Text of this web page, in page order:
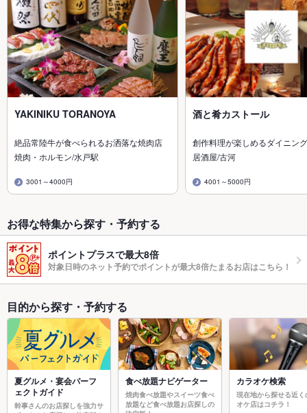
YAKINIKU TORANOYA
絶品常陸牛が食べられるお洒落な焼肉店
焼肉・ホルモン/水戸駅
3001～4000円
酒と肴カストール
創作料理が楽しめるダイニン
居酒屋/古河
4001～5000円
お得な特集から探す・予約する
ポイントプラスで最大8倍
対象日時のネット予約でポイントが最大8倍たまるお店はこちら！
目的から探す・予約する
夏グルメ・宴会パーフ
ェクトガイド
幹事さんのお店探しを強力サ
食べ放題ナビゲーター
焼肉食べ放題やスイーツ食べ
放題など食べ放題お店探しの
カラオケ検索
現在地から探せる近く
オケ店はコチラ！